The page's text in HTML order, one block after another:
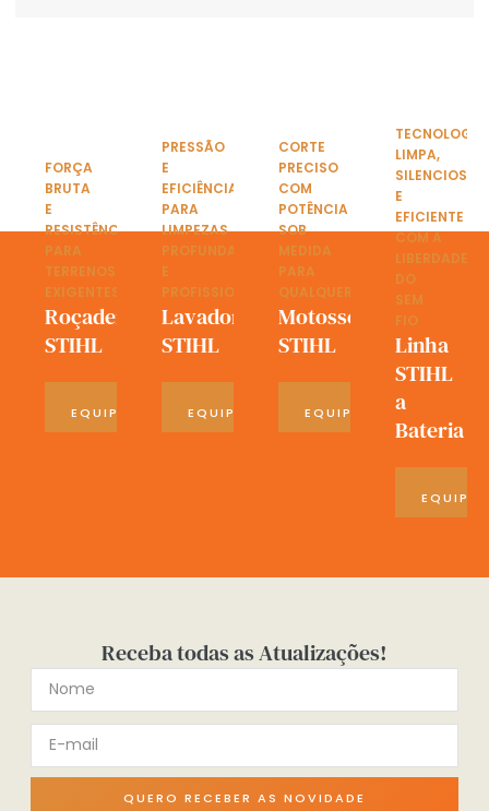
FORÇA
BRUTA
E
RESISTÊNCIA
PARA
TERRENOS
EXIGENTES
Roçadeiras
STIHL
EQUIPAMENTOS
PRESSÃO
E
EFICIÊNCIA
PARA
LIMPEZAS
PROFUNDAS
E
PROFISSIONAIS
Lavadoras
STIHL
EQUIPAMENTOS
CORTE
PRECISO
COM
POTÊNCIA
SOB
MEDIDA
PARA
QUALQUER
Motosserras
STIHL
EQUIPAMENTOS
TECNOLOGIA
LIMPA,
SILENCIOSA
E
EFICIENTE
COM A
LIBERDADE
DO
SEM
FIO
Linha
STIHL
a
Bateria
Receba todas as Atualizações!
QUERO RECEBER AS NOVIDADE